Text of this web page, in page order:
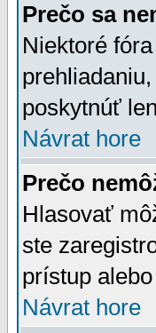
Prečo sa
Niektoré
poskytnúť
Návrat hore
Prečo
Hlasovať
ste
prístup
Návrat hore